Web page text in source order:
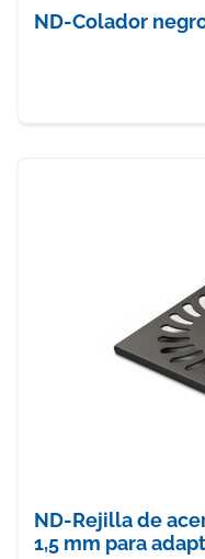
ND-Colador
ND-Rejilla de
1,5 mm para